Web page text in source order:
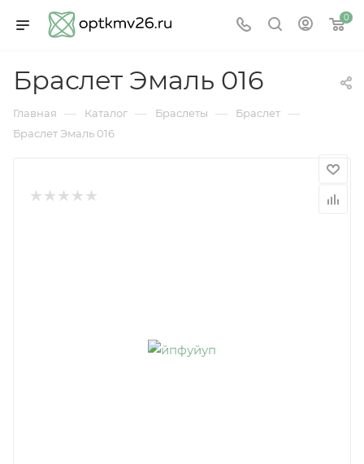
0
Браслет Эмаль 016
Главная — Каталог — Браслеты — Браслет —
Браслет Эмаль 016